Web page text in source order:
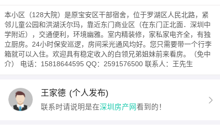
本小区（128大院）是原宝安区干部宿舍，位于罗湖区人民北路，紧
邻儿童公园和洪湖沃尔玛，靠近东门商业区（在东门正北面．深圳中
学附近），交通便利，环境幽雅。室内精装修，家私家电齐全，有独
立厨房。24小时保安巡逻，房间采光通风均好。您只需要带一个行李
箱就可以入住。欢迎具有稳定收入的白领兄弟姐妹前来看房。（免中
介） 电话：15818644595 QQ：2591576500 联系人：王先生
王家德 (个人发布)
联系时请说明是在深圳房产网看到的！